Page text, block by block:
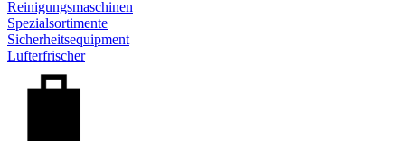
Reinigungsmaschinen
Spezialsortimente
Sicherheitsequipment
Lufterfrischer